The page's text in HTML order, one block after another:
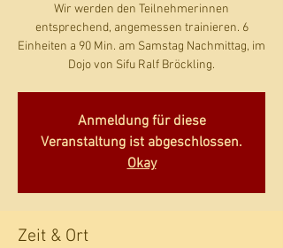
Wir werden den Teilnehmerinnen
entsprechend, angemessen trainieren. 6
Einheiten a 90 Min. am Samstag Nachmittag, im
Dojo von Sifu Ralf Bröckling.
Anmeldung für diese
Veranstaltung ist abgeschlossen.
Okay
Zeit & Ort